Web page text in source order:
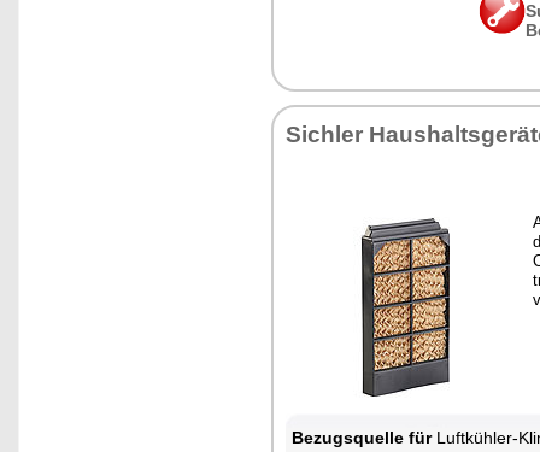
Sichler
Bezugsquelle fürLuftkühler-